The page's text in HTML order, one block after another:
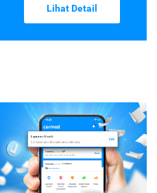
Lihat Detail